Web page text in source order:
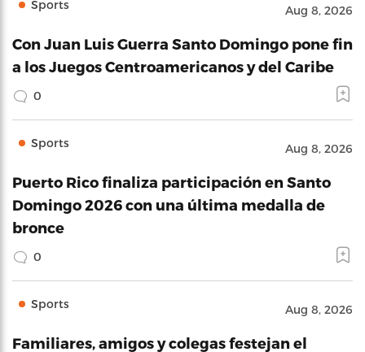
Sports Aug 8, 2026
Con Juan Luis Guerra Santo Domingo pone fin
a los Juegos Centroamericanos y del Caribe
0
Sports Aug 8, 2026
Puerto Rico finaliza participación en Santo
Domingo 2026 con una última medalla de
bronce
0
Sports Aug 8, 2026
Familiares, amigos y colegas festejan el